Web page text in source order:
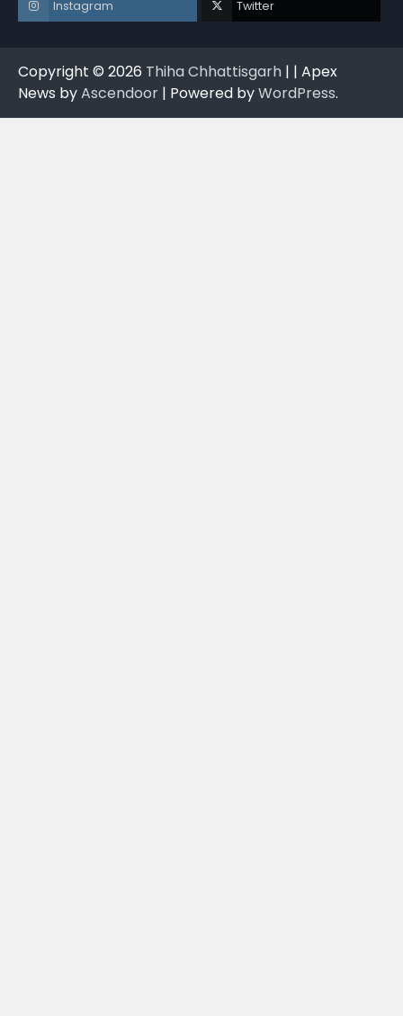
Instagram Twitter
Copyright © 2026 Thiha Chhattisgarh | | Apex
News byAscendoor | Powered byWordPress.